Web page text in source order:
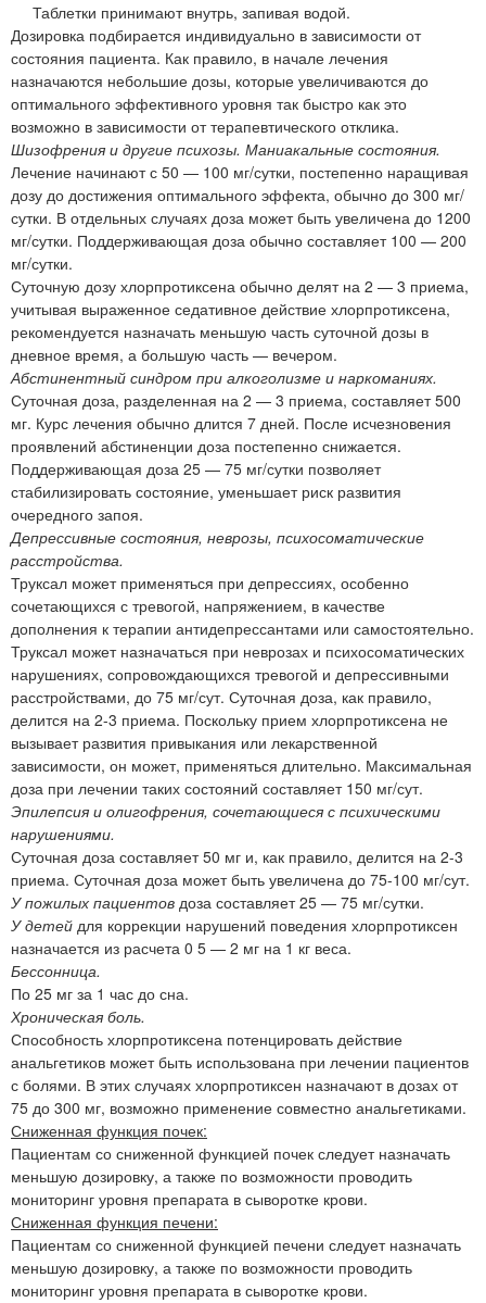
Таблетки принимают внутрь, запивая водой.
Дозировка подбирается индивидуально в зависимости от
состояния пациента. Как правило, в начале лечения
назначаются небольшие дозы, которые увеличиваются до
оптимального эффективного уровня так быстро как это
возможно в зависимости от терапевтического отклика.
Шизофрения и другие психозы. Маниакальные состояния.
Лечение начинают с 50 — 100 мг/сутки, постепенно наращивая
дозу до достижения оптимального эффекта, обычно до 300 мг/
сутки. В отдельных случаях доза может быть увеличена до 1200
мг/сутки. Поддерживающая доза обычно составляет 100 — 200
мг/сутки.
Суточную дозу хлорпротиксена обычно делят на 2 — 3 приема,
учитывая выраженное седативное действие хлорпротиксена,
рекомендуется назначать меньшую часть суточной дозы в
дневное время, а большую часть — вечером.
Абстинентный синдром при алкоголизме и наркоманиях.
Суточная доза, разделенная на 2 — 3 приема, составляет 500
мг. Курс лечения обычно длится 7 дней. После исчезновения
проявлений абстиненции доза постепенно снижается.
Поддерживающая доза 25 — 75 мг/сутки позволяет
стабилизировать состояние, уменьшает риск развития
очередного запоя.
Депрессивные состояния, неврозы, психосоматические
расстройства.
Труксал может применяться при депрессиях, особенно
сочетающихся с тревогой, напряжением, в качестве
дополнения к терапии антидепрессантами или самостоятельно.
Труксал может назначаться при неврозах и психосоматических
нарушениях, сопровождающихся тревогой и депрессивными
расстройствами, до 75 мг/сут. Суточная доза, как правило,
делится на 2-3 приема. Поскольку прием хлорпротиксена не
вызывает развития привыкания или лекарственной
зависимости, он может, применяться длительно. Максимальная
доза при лечении таких состояний составляет 150 мг/сут.
Эпилепсия и олигофрения, сочетающиеся с психическими
нарушениями.
Суточная доза составляет 50 мг и, как правило, делится на 2-3
приема. Суточная доза может быть увеличена до 75-100 мг/сут.
У пожилых пациентов доза составляет 25 — 75 мг/сутки.
У детей для коррекции нарушений поведения хлорпротиксен
назначается из расчета 0 5 — 2 мг на 1 кг веса.
Бессонница.
По 25 мг за 1 час до сна.
Хроническая боль.
Способность хлорпротиксена потенцировать действие
анальгетиков может быть использована при лечении пациентов
с болями. В этих случаях хлорпротиксен назначают в дозах от
75 до 300 мг, возможно применение совместно анальгетиками.
Сниженная функция почек:
Пациентам со сниженной функцией почек следует назначать
меньшую дозировку, а также по возможности проводить
мониторинг уровня препарата в сыворотке крови.
Сниженная функция печени:
Пациентам со сниженной функцией печени следует назначать
меньшую дозировку, а также по возможности проводить
мониторинг уровня препарата в сыворотке крови.